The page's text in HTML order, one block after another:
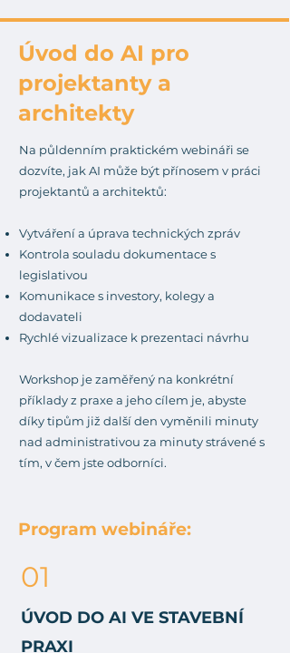
Úvod do AI pro
projektanty a
architekty
Na půldenním praktickém webináři se
dozvíte, jak AI může být přínosem v práci
projektantů a architektů:
Vytváření a úprava technických zpráv
Kontrola souladu dokumentace s
legislativou
Komunikace s investory, kolegy a
dodavateli
Rychlé vizualizace k prezentaci návrhu
Workshop je zaměřený na konkrétní
příklady z praxe a jeho cílem je, abyste
díky tipům již další den vyměnili minuty
nad administrativou za minuty strávené s
tím, v čem jste odborníci.
Program webináře:
01
ÚVOD DO AI VE STAVEBNÍ
PRAXI